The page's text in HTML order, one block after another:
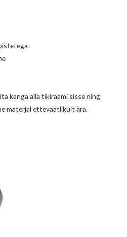
kanga alla tikiraami sisse ning
materjal ettevaatlikult ära.